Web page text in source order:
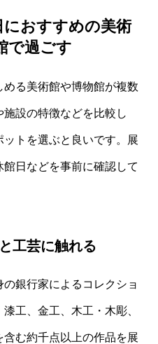
おすすめの美術
で過ごす
る美術館や博物館が複数
設の特徴などを比較し
トを選ぶと良いです。展
日などを事前に確認して
工芸に触れる
銀行家によるコレクショ
工、金工、木工・木彫、
む約千点以上の作品を展